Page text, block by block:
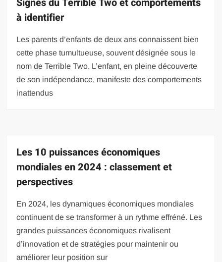
à identifier
Les parents d’enfants de deux ans connaissent bien
cette phase tumultueuse, souvent désignée sous le
nom de Terrible Two. L’enfant, en pleine découverte
de son indépendance, manifeste des comportements
inattendus
Les 10 puissances économiques
mondiales en 2024 : classement et
perspectives
En 2024, les dynamiques économiques mondiales
continuent de se transformer à un rythme effréné. Les
grandes puissances économiques rivalisent
d’innovation et de stratégies pour maintenir ou
améliorer leur position sur